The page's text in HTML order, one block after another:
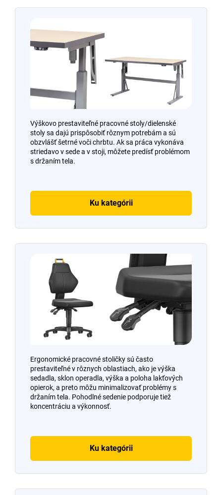
Výškovo prestaviteľné pracovné stoly/dielenské
stoly sa dajú prispôsobiť rôznym potrebám a sú
obzvlášť šetrné voči chrbtu. Ak sa práca vykonáva
striedavo v sede a v stoji, môžete predísť problémom
s držaním tela.
Ku kategórii
Ergonomické pracovné stoličky sú často
prestaviteľné v rôznych oblastiach, ako je výška
sedadla, sklon operadla, výška a poloha lakťových
opierok, a preto môžu minimalizovať problémy s
držaním tela. Pohodlné sedenie podporuje tiež
koncentráciu a výkonnosť.
Ku kategórii